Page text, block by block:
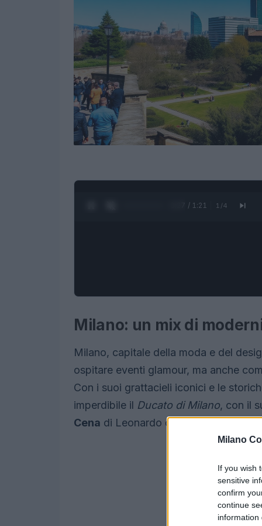
Milano
If you wish
sensitive
confirm
continue
information
0:28 / 1:21 1 /4
Milano: un mix di
Milano, capitale della moda e del
ospitare eventi glamour, ma anche
Con i suoi grattacieli iconici e le
imperdibile il Ducato di Milano, con il
Cena di Leonardo da Vinci.